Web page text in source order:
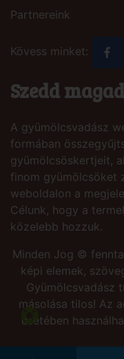
Partnereink
Kövess minket:
Szedd
A gyümölcsvadász
formában
gyümölcsöskertjeit,
finom gyümölcsöket
weboldalon a
Célunk, hogy a
közelebb hozzuk.
Minden Jog ©
képi elemek,
Gyümölcsvadász
másolása tilos! Az
esetében